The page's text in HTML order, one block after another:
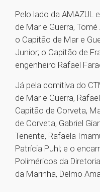
Pelo lado da AMAZUL
de Mar e Guerra,
o Capitão de Mar e
Junior; o Capitão de
engenheiro Rafael
Já pela comitiva do
de Mar e Guerra,
Capitão de Corveta,
de Corveta, Gabriel
Tenente, Rafaela
Patrícia Puhl; e o
Poliméricos da
da Marinha, Delmo